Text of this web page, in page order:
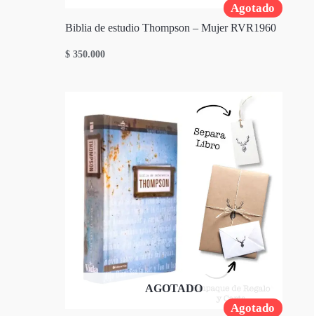
Agotado
Biblia de estudio Thompson – Mujer RVR1960
$ 350.000
Agotado
AGOTADO